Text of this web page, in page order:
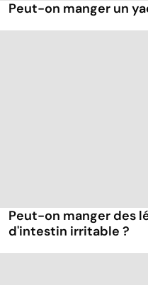
Peut-on manger un
Peut-on manger des
d'intestin irritable ?